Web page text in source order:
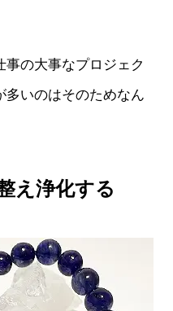
の大事なプロジェク
多いのはそのためなん
え浄化する